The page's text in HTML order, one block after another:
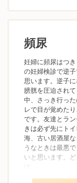
頻尿
妊婦に頻尿はつ
の妊婦検診で逆
思います。逆子
膀胱を圧迫され
中、さっき行っ
レで目が覚めた
です。友達とラ
きは必ず先にト
海、古い居酒屋
うなときは最悪
いと思います。
は...